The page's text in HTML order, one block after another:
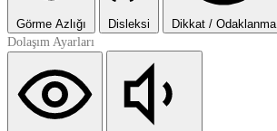
Görme Azlığı Disleksi Dikkat / Odaklanma
Dolaşım Ayarları